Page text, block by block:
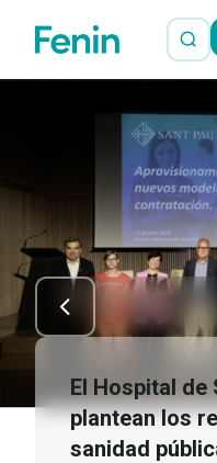
El Hospital de
plantean los
sanidad